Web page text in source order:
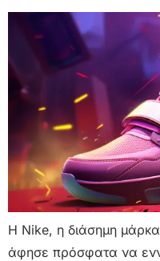
Η Nike, η διάσημη
άφησε πρόσφατα να